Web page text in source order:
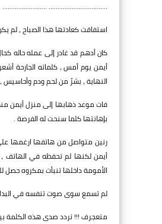
................................. .........................
استفاقت كعادتها هذا الصباح ، لم
كان أدهم قد غادر إلى عمله حاله
أيمن يوم أمس ، كلماته الجارحة
النهاية ، بشرٌ من لحم ودم وأحاسيس
فات موعد ذهابها إلى منزل أيمن منذ
بإهانتها كلما سنحت له الفرصة .
رنين متواصل من هاتفها ارغمها
أيمن لكنها لم تحفظه في الهاتف ،
الأمومة داخلها تنبأت بمكروه حصل
لم تسمع سوى صوت تنفسه في
متعجرف !!! تردد صدى هذه الكلمة بين